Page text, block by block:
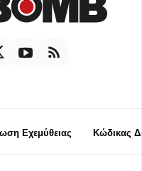
Εχεμύθειας Κώδικας